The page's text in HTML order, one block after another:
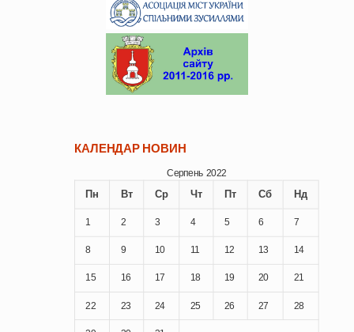
КАЛЕНДАР НОВИН
Серпень 2022
Пн Вт Ср Чт Пт Сб Нд
1 2 3 4 5 6 7
8 9 10 11 12 13 14
15 16 17 18 19 20 21
22 23 24 25 26 27 28